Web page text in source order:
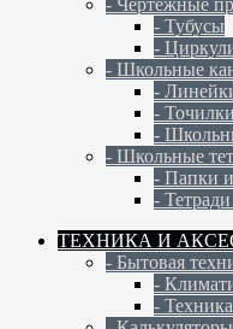
- Чертежные
- Тубусы
-
- Школьные
-
- Точилки
-
- Школьные
- Папки и
-
ТЕХНИКА И
- Бытовая
-
-